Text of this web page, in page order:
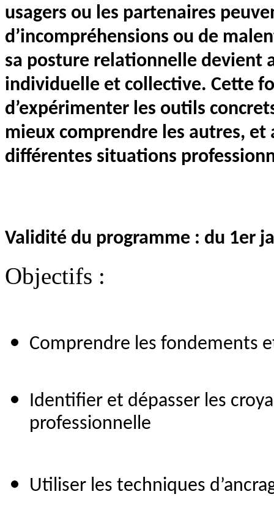
usagers ou les partenaires
d’incompréhensions ou de
sa posture relationnelle devient
individuelle et collective. Cette
d’expérimenter les outils
mieux comprendre les autres,
différentes situations
Validité du programme : du 1er
Objectifs :
Comprendre les fondements
Identifier et dépasser les
professionnelle
Utiliser les techniques